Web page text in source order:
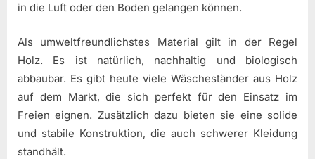
in die Luft oder den Boden gelangen können.
Als umweltfreundlichstes Material gilt in der Regel
Holz. Es ist natürlich, nachhaltig und biologisch
abbaubar. Es gibt heute viele Wäscheständer aus Holz
auf dem Markt, die sich perfekt für den Einsatz im
Freien eignen. Zusätzlich dazu bieten sie eine solide
und stabile Konstruktion, die auch schwerer Kleidung
standhält.